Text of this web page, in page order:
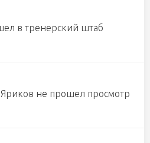
в тренерский штаб
не прошел просмотр